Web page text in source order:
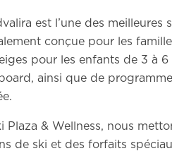
est l’une des meilleures
conçue pour les
pour les enfants de 3 à
ainsi que de
Plaza & Wellness, nous
de ski et des forfaits